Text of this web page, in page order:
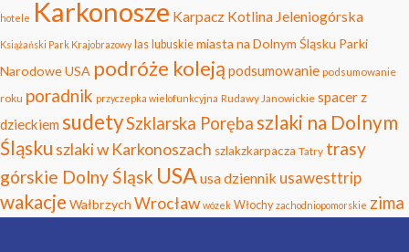
hotele Karkonosze Karpacz Kotlina Jeleniogórska
Książański Park Krajobrazowy las lubuskie miasta na Dolnym Śląsku Parki
Narodowe USA podróże koleją podsumowanie podsumowanie
roku poradnik przyczepka wielofunkcyjna Rudawy Janowickie spacer z
dzieckiem sudetySzklarska Poręba szlaki na Dolnym
Śląsku szlaki w Karkonoszach szlakzkarpacza Tatry trasy
górskie Dolny Śląsk USAusa dziennik usawesttrip
wakacje Wałbrzych Wrocław wózek Włochy zachodniopomorskie zima